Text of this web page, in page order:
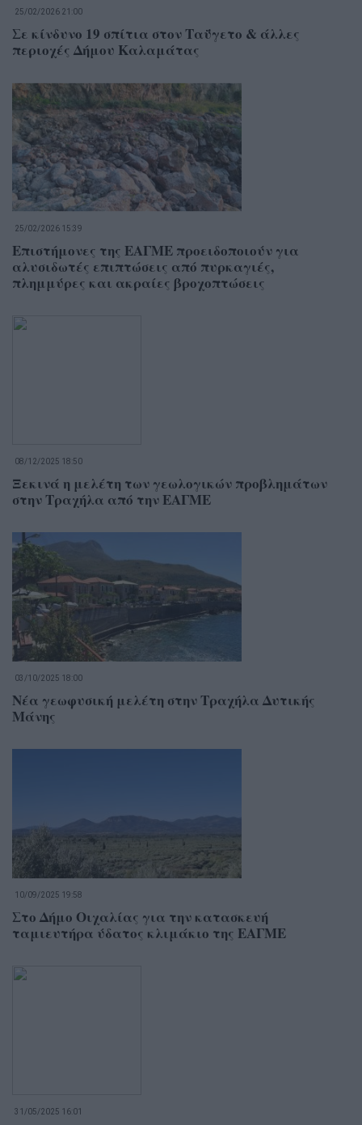
25/02/2026 21:00
Σε κίνδυνο 19 σπίτια στον Ταΰγετο & άλλες
περιοχές Δήμου Καλαμάτας
25/02/2026 15:39
Επιστήμονες της ΕΑΓΜΕ προειδοποιούν για
αλυσιδωτές επιπτώσεις από πυρκαγιές,
πλημμύρες και ακραίες βροχοπτώσεις
08/12/2025 18:50
Ξεκινά η μελέτη των γεωλογικών προβλημάτων
στην Τραχήλα από την ΕΑΓΜΕ
03/10/2025 18:00
Νέα γεωφυσική μελέτη στην Τραχήλα Δυτικής
Μάνης
10/09/2025 19:58
Στο Δήμο Οιχαλίας για την κατασκευή
ταμιευτήρα ύδατος κλιμάκιο της ΕΑΓΜΕ
31/05/2025 16:01